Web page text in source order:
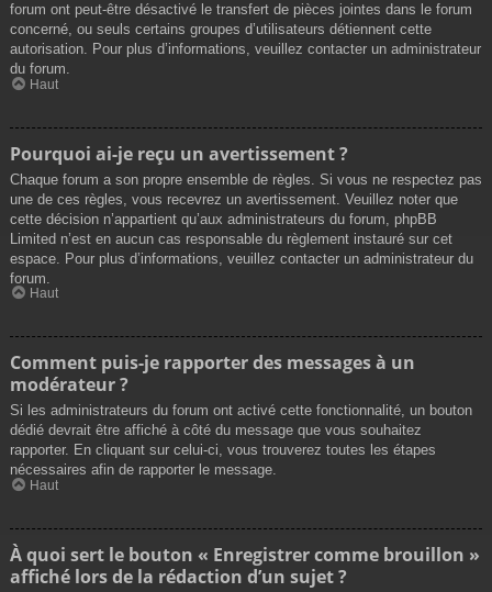
forum ont peut-être désactivé le transfert de pièces jointes dans le forum
concerné, ou seuls certains groupes d’utilisateurs détiennent cette
autorisation. Pour plus d’informations, veuillez contacter un administrateur
du forum.
Haut
Pourquoi ai-je reçu un avertissement ?
Chaque forum a son propre ensemble de règles. Si vous ne respectez pas
une de ces règles, vous recevrez un avertissement. Veuillez noter que
cette décision n’appartient qu’aux administrateurs du forum, phpBB
Limited n’est en aucun cas responsable du règlement instauré sur cet
espace. Pour plus d’informations, veuillez contacter un administrateur du
forum.
Haut
Comment puis-je rapporter des messages à un
modérateur ?
Si les administrateurs du forum ont activé cette fonctionnalité, un bouton
dédié devrait être affiché à côté du message que vous souhaitez
rapporter. En cliquant sur celui-ci, vous trouverez toutes les étapes
nécessaires afin de rapporter le message.
Haut
À quoi sert le bouton « Enregistrer comme brouillon »
affiché lors de la rédaction d’un sujet ?